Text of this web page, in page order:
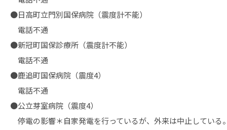
●日高町立門別国保病院（震度計不能）
電話不通
●新冠町国保診療所（震度計不能）
電話不通
●鹿追町国保病院（震度4）
電話不通
●公立芽室病院（震度4）
停電の影響＊自家発電を行っているが、外来は中止している